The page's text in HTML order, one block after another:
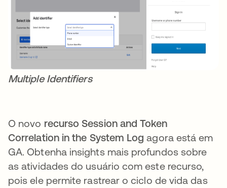
Multiple Identifiers
O novo recurso Session and Token
Correlation in the System Log agora está em
GA. Obtenha insights mais profundos sobre
as atividades do usuário com este recurso,
pois ele permite rastrear o ciclo de vida das